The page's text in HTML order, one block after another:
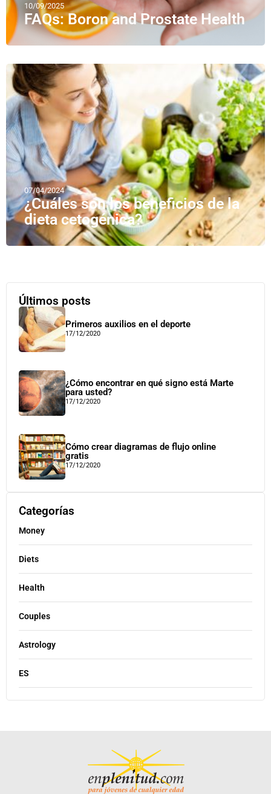
10/09/2025
FAQs: Boron and Prostate Health
07/04/2024
¿Cuáles son los beneficios de la
dieta cetogénica?
Últimos posts
Primeros auxilios en el deporte
17/12/2020
¿Cómo encontrar en qué signo está Marte
para usted?
17/12/2020
Cómo crear diagramas de flujo online
gratis
17/12/2020
Categorías
Money
Diets
Health
Couples
Astrology
ES